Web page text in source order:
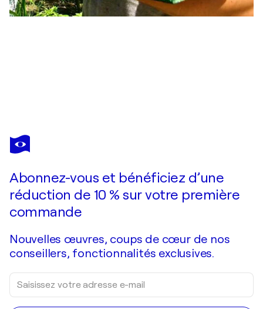
ALEXANDER SHANDOR
Bunches of Lilacs
Abonnez-vous et bénéficiez d’une
réduction de 10 % sur votre première
commande
Nouvelles œuvres, coups de cœur de nos
conseillers, fonctionnalités exclusives.